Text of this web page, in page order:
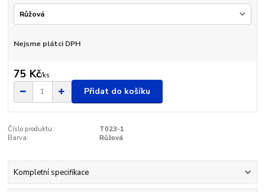
Nejsme plátci DPH
75 Kč/ks
Přidat do košíku
Číslo produktu:
T023-1
Barva:
Růžová
Kompletní specifikace